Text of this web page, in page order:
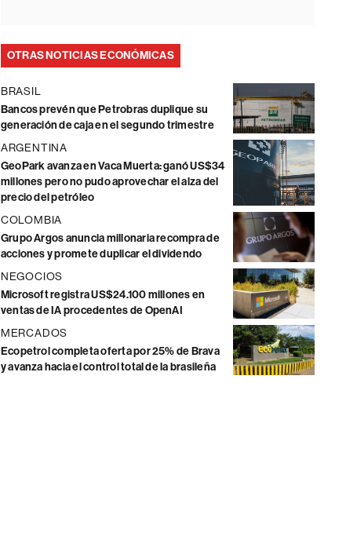
OTRAS NOTICIAS ECONÓMICAS
BRASIL
Bancos prevén que Petrobras duplique su
generación de caja en el segundo trimestre
ARGENTINA
GeoPark avanza en Vaca Muerta: ganó US$34
millones pero no pudo aprovechar el alza del
precio del petróleo
COLOMBIA
Grupo Argos anuncia millonaria recompra de
acciones y promete duplicar el dividendo
NEGOCIOS
Microsoft registra US$24.100 millones en
ventas de IA procedentes de OpenAI
MERCADOS
Ecopetrol completa oferta por 25% de Brava
y avanza hacia el control total de la brasileña